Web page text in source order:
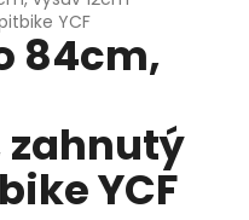
YCF
84cm,
YCF